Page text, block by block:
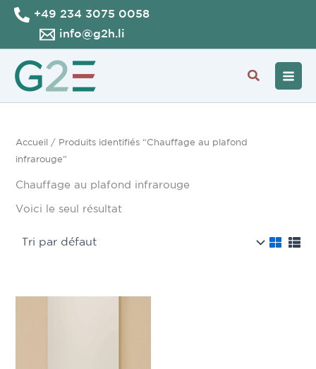
Aller
contenu
+49 234 3075 0058
info@g2h.li
Accueil
/ Produits identifiés “Chauffage au plafond
infrarouge”
Chauffage au plafond infrarouge
Voici le seul résultat